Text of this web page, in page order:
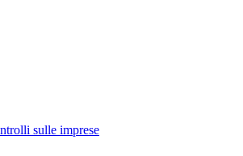
sulle imprese